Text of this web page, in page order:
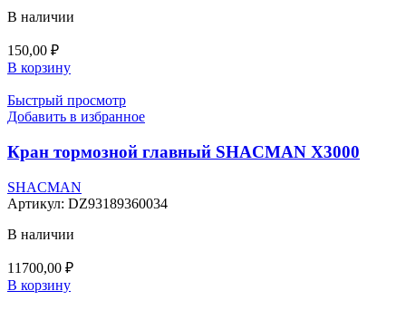
В наличии
150,00 ₽
В корзину
Быстрый просмотр
Добавить в избранное
Кран тормозной главный SHACMAN X3000
SHACMAN
Артикул: DZ93189360034
В наличии
11700,00 ₽
В корзину